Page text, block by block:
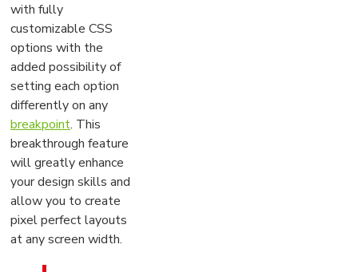
with fully
customizable CSS
options with the
added possibility of
setting each option
differently on any
breakpoint. This
breakthrough feature
will greatly enhance
your design skills and
allow you to create
pixel perfect layouts
at any screen width.